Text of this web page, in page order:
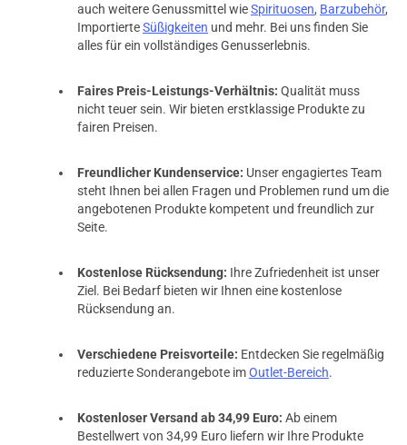
auch weitere Genussmittel wieSpirituosen, Barzubehör,
ImportierteSüßigkeiten und mehr. Bei uns finden Sie
alles für ein vollständiges Genusserlebnis.
Faires Preis-Leistungs-Verhältnis: Qualität muss
nicht teuer sein. Wir bieten erstklassige Produkte zu
fairen Preisen.
Freundlicher Kundenservice: Unser engagiertes Team
steht Ihnen bei allen Fragen und Problemen rund um die
angebotenen Produkte kompetent und freundlich zur
Seite.
Kostenlose Rücksendung: Ihre Zufriedenheit ist unser
Ziel. Bei Bedarf bieten wir Ihnen eine kostenlose
Rücksendung an.
Verschiedene Preisvorteile: Entdecken Sie regelmäßig
reduzierte Sonderangebote imOutlet-Bereich.
Kostenloser Versand ab 34,99 Euro: Ab einem
Bestellwert von 34,99 Euro liefern wir Ihre Produkte